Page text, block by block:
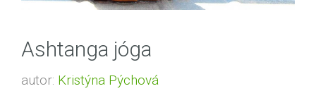
Ashtanga jóga
autor: Kristýna Pýchová